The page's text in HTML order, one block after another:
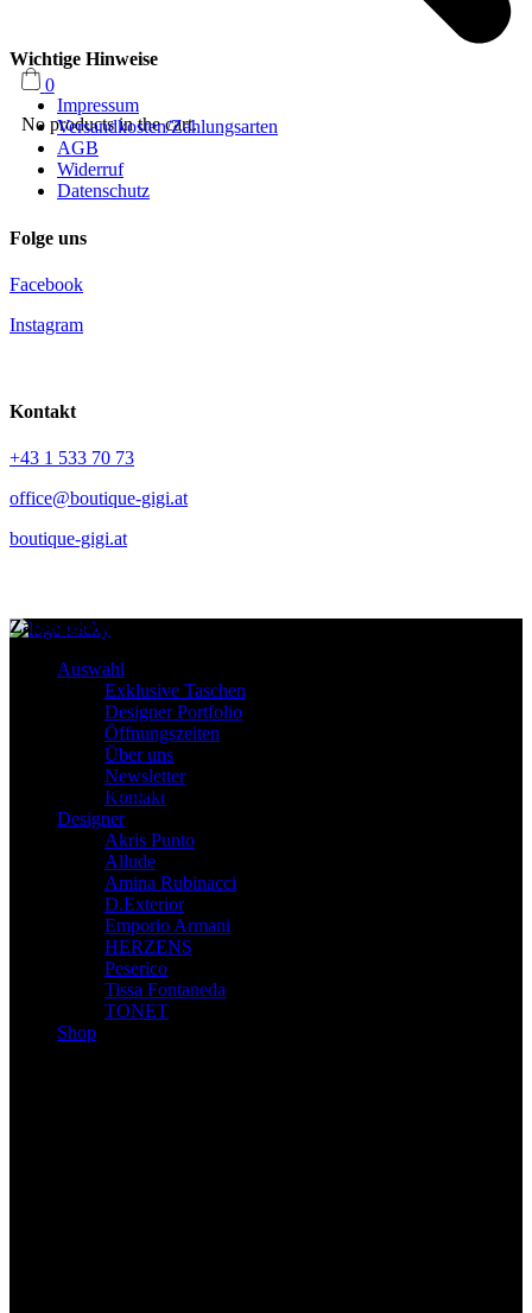
0
No products in the cart.
Auswahl
Exklusive Taschen
Designer Portfolio
Öffnungszeiten
Über uns
Newsletter
Kontakt
Designer
Akris Punto
Allude
Amina Rubinacci
D.Exterior
Emporio Armani
HERZENS
Peserico
Tissa Fontaneda
TONET
Shop
Wichtige Hinweise
Impressum
Versandkosten/Zahlungsarten
AGB
Widerruf
Datenschutz
Folge uns
Facebook
Instagram
Kontakt
+43 1 533 70 73
office@boutique-gigi.at
boutique-gigi.at
Zahlungsmittel – Versand
Diese Seite und deren Inhalte sind urheberrechtlich geschützt